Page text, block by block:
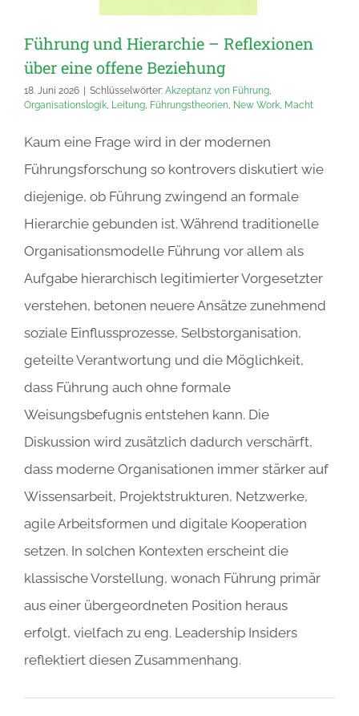
Führung und Hierarchie – Reflexionen
über eine offene Beziehung
18. Juni 2026 Schlüsselwörter: Akzeptanz von Führung,
Organisationslogik, Leitung, Führungstheorien, New Work, Macht
Kaum eine Frage wird in der modernen
Führungsforschung so kontrovers diskutiert wie
diejenige, ob Führung zwingend an formale
Hierarchie gebunden ist. Während traditionelle
Organisationsmodelle Führung vor allem als
Aufgabe hierarchisch legitimierter Vorgesetzter
verstehen, betonen neuere Ansätze zunehmend
soziale Einflussprozesse, Selbstorganisation,
geteilte Verantwortung und die Möglichkeit,
dass Führung auch ohne formale
Weisungsbefugnis entstehen kann. Die
Diskussion wird zusätzlich dadurch verschärft,
dass moderne Organisationen immer stärker auf
Wissensarbeit, Projektstrukturen, Netzwerke,
agile Arbeitsformen und digitale Kooperation
setzen. In solchen Kontexten erscheint die
klassische Vorstellung, wonach Führung primär
aus einer übergeordneten Position heraus
erfolgt, vielfach zu eng. Leadership Insiders
reflektiert diesen Zusammenhang.